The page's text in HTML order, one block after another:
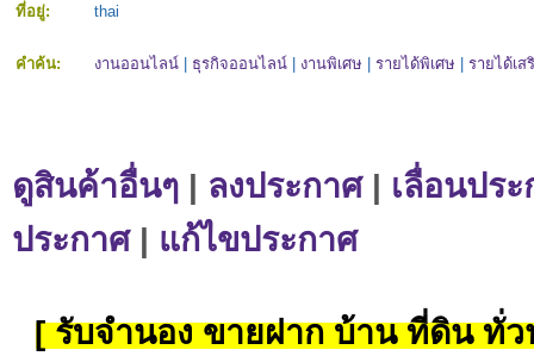
ที่อยู่:
thai
คำค้น: งานออนไลน์ ธุรกิจออนไลน์ งานพิเศษ รายได้พิเศษ รายได้เส
ดูสินค้าอื่นๆ | ลงประกาศ| เลื่อนปร
ประกาศ| แก้ไขประกาศ
[ รับจำนอง ขายฝาก บ้าน ที่ดิน ทั่ว